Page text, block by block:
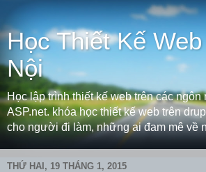
Học Thiết Kế
Nội
Học lập trình thiết kế web trên các ngôn
ASP.net. khóa học thiết kế web trên
cho người đi làm, những ai đam mê về
THỨ HAI, 19 THÁNG 1, 2015